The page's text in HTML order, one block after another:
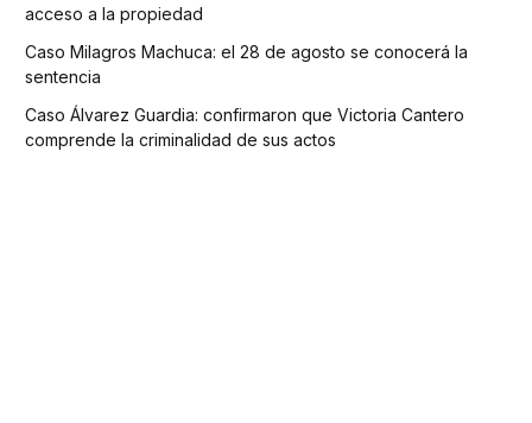
acceso a la propiedad
Caso Milagros Machuca: el 28 de agosto se conocerá la
sentencia
Caso Álvarez Guardia: confirmaron que Victoria Cantero
comprende la criminalidad de sus actos